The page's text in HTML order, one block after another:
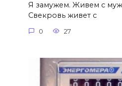
Я замужем. Живем с
Свекровь живет с
0 27